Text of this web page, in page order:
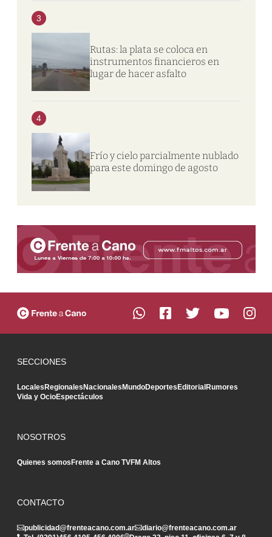
3
Rutas: la plata se coloca en
instrumentos financieros en
lugar de hacer asfalto
4
Frío y cielo parcialmente nublado
para este domingo de agosto
SECCIONES
Locales Regionales Nacionales MundoDeportes Editorial Rumores
Vida y OcioEspectáculos
NOSOTROS
Quienes somos Frente a Cano TVFM Altos
CONTACTO
publicidad@frenteacano.com.ar
diario@frenteacano.com.ar